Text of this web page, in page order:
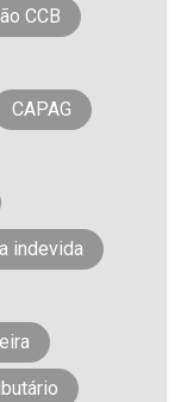
CCB
CAPAG
indevida